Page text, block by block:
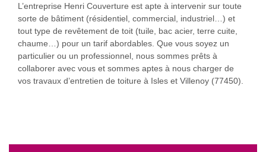
L’entreprise Henri Couverture est apte à intervenir sur toute
sorte de bâtiment (résidentiel, commercial, industriel…) et
tout type de revêtement de toit (tuile, bac acier, terre cuite,
chaume…) pour un tarif abordables. Que vous soyez un
particulier ou un professionnel, nous sommes prêts à
collaborer avec vous et sommes aptes à nous charger de
vos travaux d’entretien de toiture à Isles et Villenoy (77450).